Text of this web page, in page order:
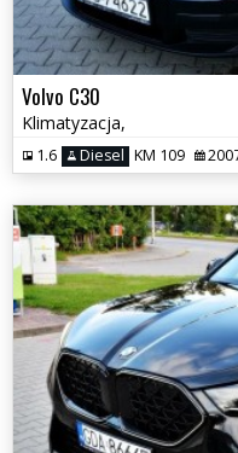
Volvo C30
Klimatyzacja,
1.6 Diesel KM 109